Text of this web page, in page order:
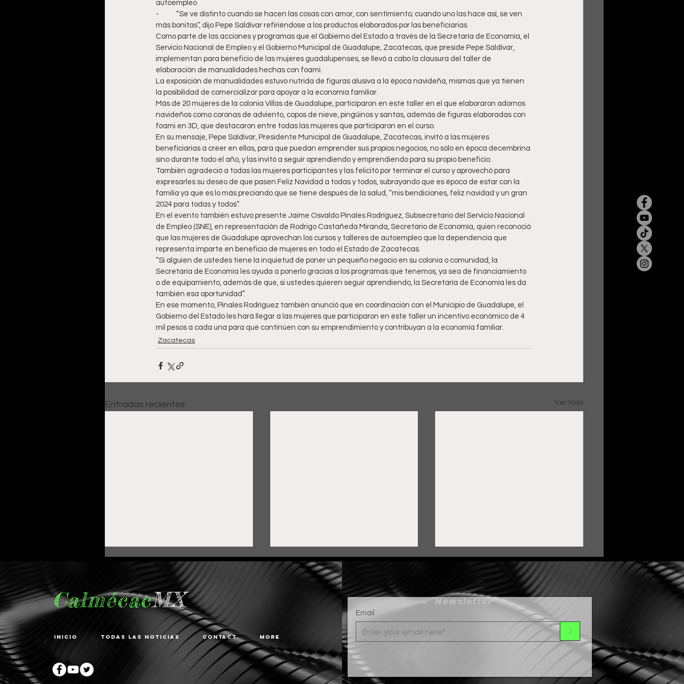
autoempleo
-	“Se ve distinto cuando se hacen las cosas con amor, con sentimiento; cuando uno las hace así, se ven
más bonitas”, dijo Pepe Saldívar refiriéndose a los productos elaborados por las beneficiarias
Como parte de las acciones y programas que el Gobierno del Estado a través de la Secretaría de Economía, el
Servicio Nacional de Empleo y el Gobierno Municipal de Guadalupe, Zacatecas, que preside Pepe Saldívar,
implementan para beneficio de las mujeres guadalupenses, se llevó a cabo la clausura del taller de
elaboración de manualidades hechas con foami.
La exposición de manualidades estuvo nutrida de figuras alusiva a la época navideña, mismas que ya tienen
la posibilidad de comercializar para apoyar a la economía familiar.
Más de 20 mujeres de la colonia Villas de Guadalupe, participaron en este taller en el que elaboraron adornos
navideños como coronas de adviento, copos de nieve, pingüinos y santas, además de figuras elaboradas con
foami en 3D, que destacaron entre todas las mujeres que participaron en el curso.
En su mensaje, Pepe Saldívar, Presidente Municipal de Guadalupe, Zacatecas, invitó a las mujeres
beneficiarias a creer en ellas, para que puedan emprender sus propios negocios, no sólo en época decembrina
sino durante todo el año, y las invitó a seguir aprendiendo y emprendiendo para su propio beneficio.
También agradeció a todas las mujeres participantes y las felicitó por terminar el curso y aprovechó para
expresarles su deseo de que pasen Feliz Navidad a todas y todos, subrayando que es época de estar con la
familia ya que es lo más preciando que se tiene después de la salud, “mis bendiciones, feliz navidad y un gran
2024 para todas y todos”.
En el evento también estuvo presente Jaime Osvaldo Pinales Rodríguez, Subsecretario del Servicio Nacional
de Empleo (SNE), en representación de Rodrigo Castañeda Miranda, Secretario de Economía, quien reconoció
que las mujeres de Guadalupe aprovechan los cursos y talleres de autoempleo que la dependencia que
representa imparte en beneficio de mujeres en todo el Estado de Zacatecas.
“Si alguien de ustedes tiene la inquietud de poner un pequeño negocio en su colonia o comunidad, la
Secretaría de Economía les ayuda a ponerlo gracias a los programas que tenemos, ya sea de financiamiento
o de equipamiento, además de que, si ustedes quieren seguir aprendiendo, la Secretaría de Economía les da
también esa oportunidad”.
En ese momento, Pinales Rodríguez también anunció que en coordinación con el Municipio de Guadalupe, el
Gobierno del Estado les hará llegar a las mujeres que participaron en este taller un incentivo económico de 4
mil pesos a cada una para que continúen con su emprendimiento y contribuyan a la economía familiar.
Zacatecas
Entradas recientes Ver todo
Fortalece Gobierno de
Pepe Saldívar la
Gobierno de Pepe Saldívar
y grupo FEMSA generan
más de 3 mil empleos en
Guardia Nacional ha sido
Guadalupe: Pepe
CalmécacMX
Inicio Todas las noticias Contact More
Newsletter
Email
>